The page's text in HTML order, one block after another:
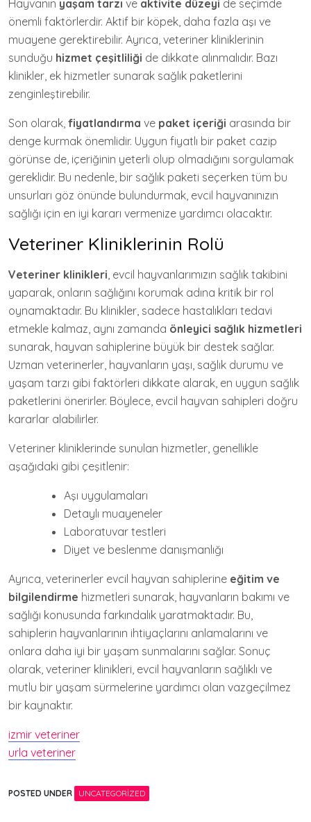
Hayvanın yaşam tarzı ve aktivite düzeyi de seçimde
önemli faktörlerdir. Aktif bir köpek, daha fazla aşı ve
muayene gerektirebilir. Ayrıca, veteriner kliniklerinin
sunduğu hizmet çeşitliliği de dikkate alınmalıdır. Bazı
klinikler, ek hizmetler sunarak sağlık paketlerini
zenginleştirebilir.
Son olarak, fiyatlandırma ve paket içeriği arasında bir
denge kurmak önemlidir. Uygun fiyatlı bir paket cazip
görünse de, içeriğinin yeterli olup olmadığını sorgulamak
gereklidir. Bu nedenle, bir sağlık paketi seçerken tüm bu
unsurları göz önünde bulundurmak, evcil hayvanınızın
sağlığı için en iyi kararı vermenize yardımcı olacaktır.
Veteriner Kliniklerinin Rolü
Veteriner klinikleri, evcil hayvanlarımızın sağlık takibini
yaparak, onların sağlığını korumak adına kritik bir rol
oynamaktadır. Bu klinikler, sadece hastalıkları tedavi
etmekle kalmaz, aynı zamanda önleyici sağlık hizmetleri
sunarak, hayvan sahiplerine büyük bir destek sağlar.
Uzman veterinerler, hayvanların yaşı, sağlık durumu ve
yaşam tarzı gibi faktörleri dikkate alarak, en uygun sağlık
paketlerini önerirler. Böylece, evcil hayvan sahipleri doğru
kararlar alabilirler.
Veteriner kliniklerinde sunulan hizmetler, genellikle
aşağıdaki gibi çeşitlenir:
Aşı uygulamaları
Detaylı muayeneler
Laboratuvar testleri
Diyet ve beslenme danışmanlığı
Ayrıca, veterinerler evcil hayvan sahiplerine eğitim ve
bilgilendirme hizmetleri sunarak, hayvanların bakımı ve
sağlığı konusunda farkındalık yaratmaktadır. Bu,
sahiplerin hayvanlarının ihtiyaçlarını anlamalarını ve
onlara daha iyi bir yaşam sunmalarını sağlar. Sonuç
olarak, veteriner klinikleri, evcil hayvanların sağlıklı ve
mutlu bir yaşam sürmelerine yardımcı olan vazgeçilmez
bir kaynaktır.
izmir veteriner
urla veteriner
POSTED UNDER UNCATEGORIZED